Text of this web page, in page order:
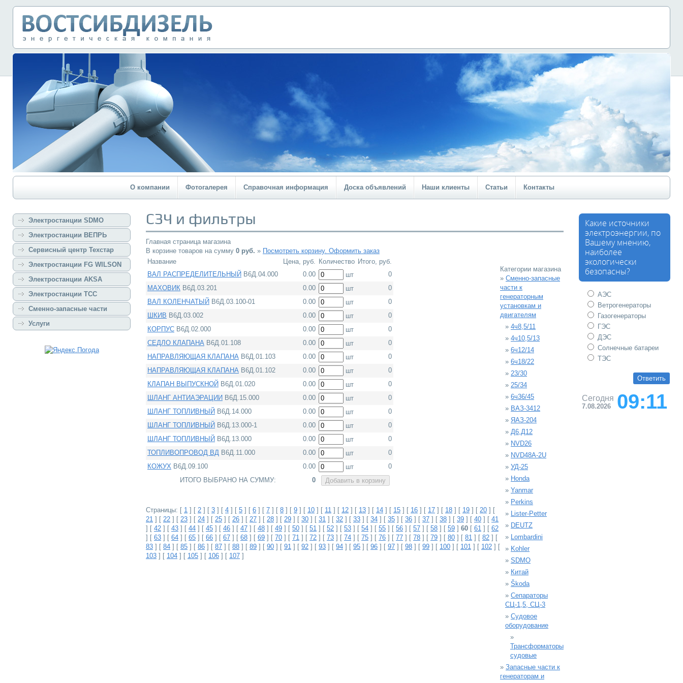
О компании Фотогалерея Справочная информация Доска объявлений Наши клиенты Статьи Контакты
Электростанции SDMO
Электростанции ВЕПРЬ
Сервисный центр Техстар
Электростанции FG WILSON
Электростанции AKSA
Электростанции ТСС
Сменно-запасные части
Услуги
Какие источники
электроэнергии, по
Вашему мнению,
наиболее
экологически
безопасны?
АЭС
Ветрогенераторы
Газогенераторы
ГЭС
ДЭС
Солнечные батареи
ТЭС
Сегодня
7.08.2026 09:11
СЗЧ и фильтры
Главная страница магазина
В корзине товаров на сумму 0 руб. » Посмотреть корзину. Оформить заказ
Название
Цена, руб. Количество Итого, руб.
ВАЛ РАСПРЕДЕЛИТЕЛЬНЫЙ В6Д.04.000 0.00 шт
0
МАХОВИК В6Д.03.201 0.00 шт
0
ВАЛ КОЛЕНЧАТЫЙ В6Д.03.100-01 0.00 шт
0
ШКИВ В6Д.03.002 0.00 шт
0
КОРПУС В6Д.02.000 0.00 шт
0
СЕДЛО КЛАПАНА В6Д.01.108 0.00 шт
0
НАПРАВЛЯЮЩАЯ КЛАПАНА В6Д.01.103 0.00 шт
0
НАПРАВЛЯЮЩАЯ КЛАПАНА В6Д.01.102 0.00 шт
0
КЛАПАН ВЫПУСКНОЙ В6Д.01.020 0.00 шт
0
ШЛАНГ АНТИАЭРАЦИИ В6Д.15.000 0.00 шт
0
ШЛАНГ ТОПЛИВНЫЙ В6Д.14.000 0.00 шт
0
ШЛАНГ ТОПЛИВНЫЙ В6Д.13.000-1 0.00 шт
0
ШЛАНГ ТОПЛИВНЫЙ В6Д.13.000 0.00 шт
0
ТОПЛИВОПРОВОД ВД В6Д.11.000 0.00 шт
0
КОЖУХ В6Д.09.100 0.00 шт
0
ИТОГО ВЫБРАНО НА СУММУ:
0
Страницы: [ 1 ] [ 2 ] [ 3 ] [ 4 ] [ 5 ] [ 6 ] [ 7 ] [ 8 ] [ 9 ] [ 10 ] [ 11 ] [ 12 ] [ 13 ] [ 14 ] [ 15 ] [ 16 ] [ 17 ] [ 18 ] [ 19 ] [ 20 ] [
21 ] [ 22 ] [ 23 ] [ 24 ] [ 25 ] [ 26 ] [ 27 ] [ 28 ] [ 29 ] [ 30 ] [ 31 ] [ 32 ] [ 33 ] [ 34 ] [ 35 ] [ 36 ] [ 37 ] [ 38 ] [ 39 ] [ 40 ] [ 41
] [ 42 ] [ 43 ] [ 44 ] [ 45 ] [ 46 ] [ 47 ] [ 48 ] [ 49 ] [ 50 ] [ 51 ] [ 52 ] [ 53 ] [ 54 ] [ 55 ] [ 56 ] [ 57 ] [ 58 ] [ 59 ] 60 [ 61 ] [ 62
] [ 63 ] [ 64 ] [ 65 ] [ 66 ] [ 67 ] [ 68 ] [ 69 ] [ 70 ] [ 71 ] [ 72 ] [ 73 ] [ 74 ] [ 75 ] [ 76 ] [ 77 ] [ 78 ] [ 79 ] [ 80 ] [ 81 ] [ 82 ] [
83 ] [ 84 ] [ 85 ] [ 86 ] [ 87 ] [ 88 ] [ 89 ] [ 90 ] [ 91 ] [ 92 ] [ 93 ] [ 94 ] [ 95 ] [ 96 ] [ 97 ] [ 98 ] [ 99 ] [ 100 ] [ 101 ] [ 102 ] [
103 ] [ 104 ] [ 105 ] [ 106 ] [ 107 ]
Категории магазина
» Сменно-запасные
части к
генераторным
установкам и
двигателям
» 4ч8,5/11
» 4ч10,5/13
» 6ч12/14
» 6ч18/22
» 23/30
» 25/34
» 6ч36/45
» ВАЗ-3412
» ЯАЗ-204
» Д6,Д12
» NVD26
» NVD48A-2U
» УД-25
» Honda
» Yanmar
» Perkins
» Lister-Petter
» DEUTZ
» Lombardini
» Kohler
» SDMO
» Китай
» Škoda
» Сепараторы
СЦ-1,5, СЦ-3
» Судовое
оборудование
»
Трансформаторы
судовые
» Запасные части к
генераторам и